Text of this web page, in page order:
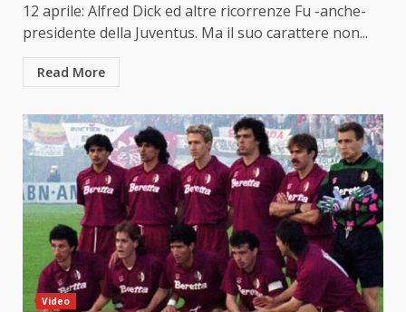
12 aprile: Alfred Dick ed altre ricorrenze Fu -anche-
presidente della Juventus. Ma il suo carattere non...
Read More
Video